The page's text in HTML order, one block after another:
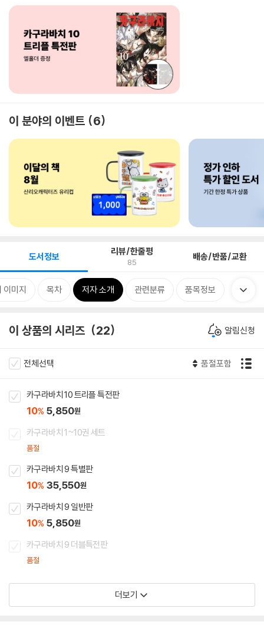
이 분야의 이벤트 6
도서정보 리뷰/한줄평
85 배송/반품/교환
이미지 목차 저자 소개 관련분류 품목정보
이 상품의 시리즈 22 알림신청
전체선택 품절포함
카구라바치 10 트리플 특전판
10% 5,850원
카구라바치 1~10권 세트
품절
카구라바치 9 특별판
10% 35,550원
카구라바치 9 일반판
10% 5,850원
카구라바치 9 더블특전판
품절
더보기